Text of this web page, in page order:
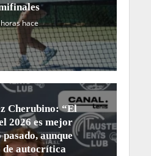
hace
Cherubino: “El
2026 es mejor
pasado, aunque
de autocrítica